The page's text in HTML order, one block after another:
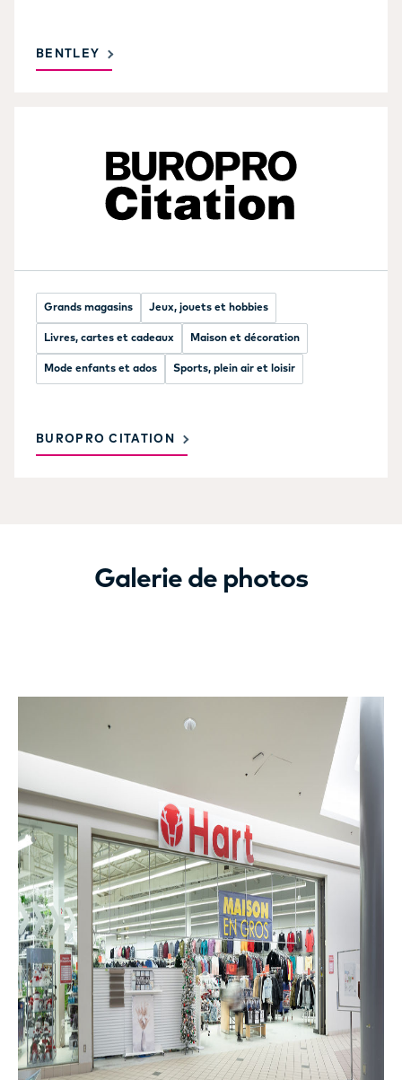
BENTLEY
Grands magasins Jeux, jouets et hobbies
Livres, cartes et cadeaux Maison et décoration
Mode enfants et ados Sports, plein air et loisir
BUROPRO CITATION
Galerie de photos